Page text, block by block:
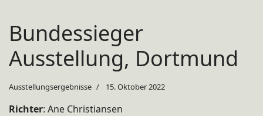
Bundessieger
Ausstellung, Dortmund
Ausstellungsergebnisse 15. Oktober 2022
Richter: Ane Christiansen